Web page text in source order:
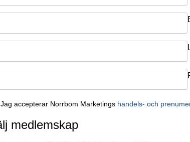
Jag accepterar Norrbom Marketings handels- och
medlemskap